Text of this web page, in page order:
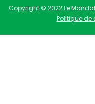
Copyright © 2022 Le
Politique